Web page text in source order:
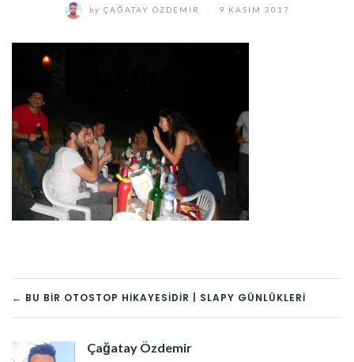
by ÇAĞATAY ÖZDEMIR 9 KASIM 2017
YAZI
DOLAŞIMI
← BU BIR OTOSTOP HIKAYESIDIR | SLAPY GÜNLÜKLERI
Çağatay Özdemir